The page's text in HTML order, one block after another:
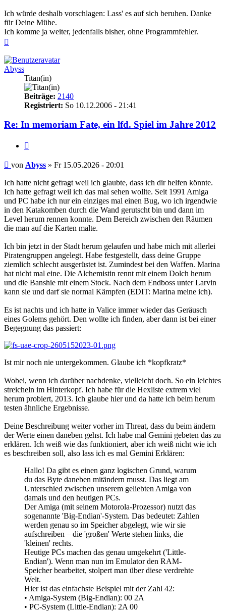
Ich würde deshalb vorschlagen: Lass' es auf sich beruhen. Danke
für Deine Mühe.
Ich komme ja weiter, jedenfalls bisher, ohne Programmfehler.
Abyss
Titan(in)
Beiträge: 2140
Registriert: So 10.12.2006 - 21:41
Re: In memoriam Fate, ein lfd. Spiel im Jahre 2012
Beitrag
von Abyss » Fr 15.05.2026 - 20:01
Ich hatte nicht gefragt weil ich glaubte, dass ich dir helfen könnte.
Ich hatte gefragt weil ich das mal sehen wollte. Seit 1991 Amiga
und PC habe ich nur ein einziges mal einen Bug, wo ich irgendwie
in den Katakomben durch die Wand gerutscht bin und dann im
Level herum rennen konnte. Dem Bereich zwischen den Räumen
die man auf die Karten malte.
Ich bin jetzt in der Stadt herum gelaufen und habe mich mit allerlei
Piratengruppen angelegt. Habe festgestellt, dass deine Gruppe
ziemlich schlecht ausgerüstet ist. Zumindest bei den Waffen. Marina
hat nicht mal eine. Die Alchemistin rennt mit einem Dolch herum
und die Banshie mit einem Stock. Nach dem Endboss unter Larvin
kann sie und darf sie normal Kämpfen (EDIT: Marina meine ich).
Es ist nachts und ich hatte in Valice immer wieder das Geräusch
eines Golems gehört. Den wollte ich finden, aber dann ist bei einer
Begegnung das passiert:
Ist mir noch nie untergekommen. Glaube ich *kopfkratz*
Wobei, wenn ich darüber nachdenke, vielleicht doch. So ein leichtes
streicheln im Hinterkopf. Ich habe für die Hexliste extrem viel
herum probiert, 2013. Ich glaube hier und da hatte ich beim herum
testen ähnliche Ergebnisse.
Deine Beschreibung weiter vorher im Threat, dass du beim ändern
der Werte einen daneben gehst. Ich habe mal Gemini gebeten das zu
erklären. Ich weiß wie das funktioniert, aber ich weiß nicht wie ich
es beschreiben soll, also lass ich es mal Gemini Erklären:
Hallo! Da gibt es einen ganz logischen Grund, warum
du das Byte daneben mitändern musst. Das liegt am
Unterschied zwischen unserem geliebten Amiga von
damals und den heutigen PCs.
Der Amiga (mit seinem Motorola-Prozessor) nutzt das
sogenannte 'Big-Endian'-System. Das bedeutet: Zahlen
werden genau so im Speicher abgelegt, wie wir sie
aufschreiben – die 'großen' Werte stehen links, die
'kleinen' rechts.
Heutige PCs machen das genau umgekehrt ('Little-
Endian'). Wenn man nun im Emulator den RAM-
Speicher bearbeitet, stolpert man über diese verdrehte
Welt.
Hier ist das einfachste Beispiel mit der Zahl 42:
• Amiga-System (Big-Endian): 00 2A
• PC-System (Little-Endian): 2A 00